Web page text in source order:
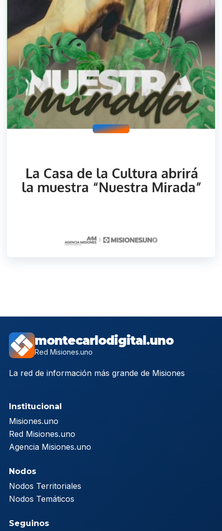
montecarlodigital.uno
Red Misiones.uno
La red de información más grande de Misiones
Institucional
Misiones.uno
Red Misiones.uno
Agencia Misiones.uno
Nodos
Nodos Territoriales
Nodos Temáticos
Seguinos